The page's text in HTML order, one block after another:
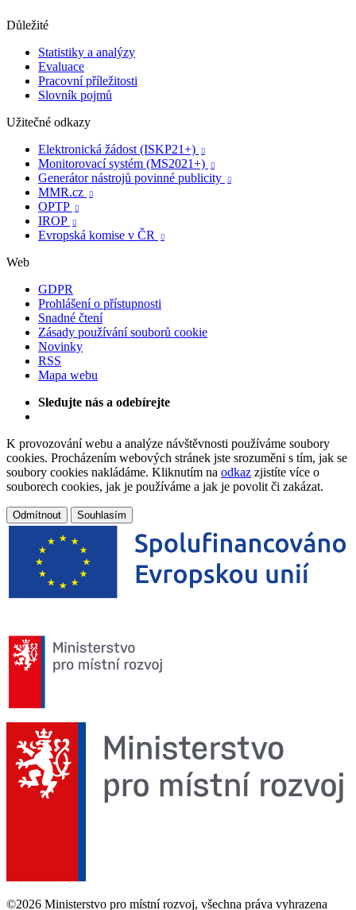
Důležité
Statistiky a analýzy
Evaluace
Pracovní příležitosti
Slovník pojmů
Užitečné odkazy
Elektronická žádost (ISKP21+)

Monitorovací systém (MS2021+) 
Generátor nástrojů povinné publicity 
MMR.cz 
OPTP 
IROP 
Evropská komise v ČR 
Web
GDPR
Prohlášení o přístupnosti
Snadné čtení
Zásady používání souborů cookie
Novinky
RSS
Mapa webu
Sledujte nás a odebírejte
K provozování webu a analýze návštěvnosti používáme soubory
cookies. Procházením webových stránek jste srozuměni s tím, jak se
soubory cookies nakládáme. Kliknutím na odkaz zjistíte více o
souborech cookies, jak je používáme a jak je povolit či zakázat.
Odmítnout Souhlasím
©2026 Ministerstvo pro místní rozvoj, všechna práva vyhrazena